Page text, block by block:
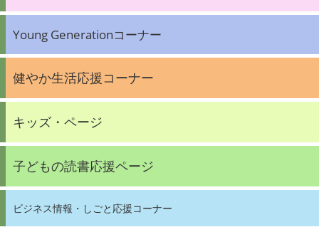
Young Generationコーナー
健やか生活応援コーナー
キッズ・ページ
子どもの読書応援ページ
ビジネス情報・しごと応援コーナー